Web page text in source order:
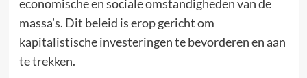
economische en sociale omstandigheden van de
massa’s. Dit beleid is erop gericht om
kapitalistische investeringen te bevorderen en aan
te trekken.